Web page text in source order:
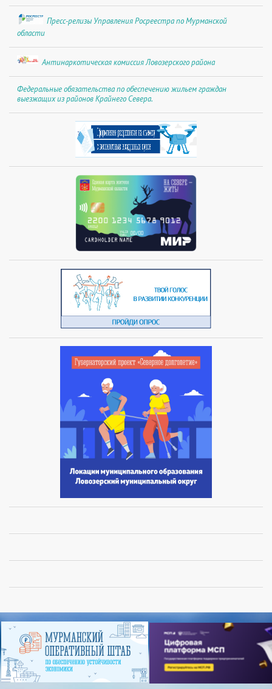
Пресс-релизы Управления Росреестра по Мурманской
области
Антинаркотическая комиссия Ловозерского района
Федеральные обязательства по обеспечению жильем граждан
выезжащих из районов Крайнего Севера.